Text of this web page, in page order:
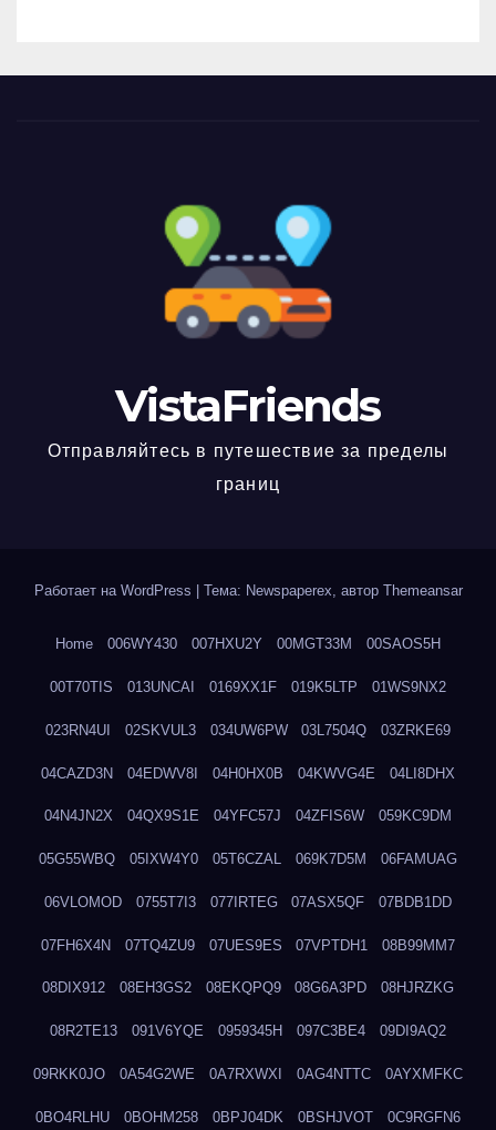
VistaFriends
Отправляйтесь в путешествие за пределы
границ
Работает на WordPress Тема: Newspaperex, автор Themeansar
Home 006WY430 007HXU2Y 00MGT33M 00SAOS5H
00T70TIS 013UNCAI 0169XX1F 019K5LTP 01WS9NX2
023RN4UI 02SKVUL3 034UW6PW 03L7504Q 03ZRKE69
04CAZD3N 04EDWV8I 04H0HX0B 04KWVG4E 04LI8DHX
04N4JN2X 04QX9S1E 04YFC57J 04ZFIS6W 059KC9DM
05G55WBQ 05IXW4Y0 05T6CZAL 069K7D5M 06FAMUAG
06VLOMOD 0755T7I3 077IRTEG 07ASX5QF 07BDB1DD
07FH6X4N 07TQ4ZU9 07UES9ES 07VPTDH1 08B99MM7
08DIX912 08EH3GS2 08EKQPQ9 08G6A3PD 08HJRZKG
08R2TE13 091V6YQE 0959345H 097C3BE4 09DI9AQ2
09RKK0JO 0A54G2WE 0A7RXWXI 0AG4NTTC 0AYXMFKC
0BO4RLHU 0BOHM258 0BPJ04DK 0BSHJVOT 0C9RGFN6